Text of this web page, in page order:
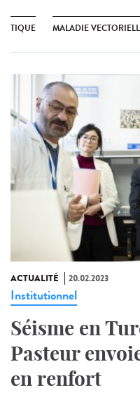
TIQUE MALADIE
ACTUALITÉ 20.02.2023
Institutionnel
Séisme en
Pasteur
en renfort